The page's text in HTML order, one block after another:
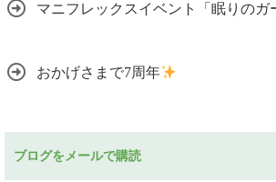
マニフレックスイベント「眠りのガ
おかげさまで7周年
ブログをメールで購読